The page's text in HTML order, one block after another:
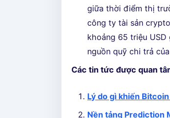
giữa thời điểm thị
công ty tài sản
khoảng 65 triệu
nguồn quỹ chi trả
Các tin tức được quan
Lý do gì khiến
Nền tảng Prediction